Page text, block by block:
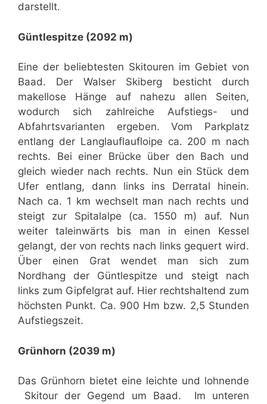
darstellt.
Güntlespitze (2092 m)
Eine der beliebtesten Skitouren im Gebiet von
Baad. Der Walser Skiberg besticht durch
makellose Hänge auf nahezu allen Seiten,
wodurch sich zahlreiche Aufstiegs- und
Abfahrtsvarianten ergeben. Vom Parkplatz
entlang der Langlauflaufloipe ca. 200 m nach
rechts. Bei einer Brücke über den Bach und
gleich wieder nach rechts. Nun ein Stück dem
Ufer entlang, dann links ins Derratal hinein.
Nach ca. 1 km wechselt man nach rechts und
steigt zur Spitalalpe (ca. 1550 m) auf. Nun
weiter taleinwärts bis man in einen Kessel
gelangt, der von rechts nach links gequert wird.
Über einen Grat wendet man sich zum
Nordhang der Güntlespitze und steigt nach
links zum Gipfelgrat auf. Hier rechtshaltend zum
höchsten Punkt. Ca. 900 Hm bzw. 2,5 Stunden
Aufstiegszeit.
Grünhorn (2039 m)
Das Grünhorn bietet eine leichte und lohnende
Skitour der Gegend um Baad. Im unteren